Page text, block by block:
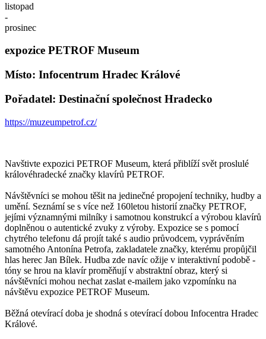
listopad
-
prosinec
expozice PETROF Museum
Místo: Infocentrum Hradec Králové
Pořadatel: Destinační společnost Hradecko
https://muzeumpetrof.cz/
Navštivte expozici PETROF Museum, která přiblíží svět proslulé
královéhradecké značky klavírů PETROF.
Návštěvníci se mohou těšit na jedinečné propojení techniky, hudby a
umění. Seznámí se s více než 160letou historií značky PETROF,
jejími významnými milníky i samotnou konstrukcí a výrobou klavírů
doplněnou o autentické zvuky z výroby. Expozice se s pomocí
chytrého telefonu dá projít také s audio průvodcem, vyprávěním
samotného Antonína Petrofa, zakladatele značky, kterému propůjčil
hlas herec Jan Bílek. Hudba zde navíc ožije v interaktivní podobě -
tóny se hrou na klavír proměňují v abstraktní obraz, který si
návštěvníci mohou nechat zaslat e-mailem jako vzpomínku na
návštěvu expozice PETROF Museum.
Běžná otevírací doba je shodná s otevírací dobou Infocentra Hradec
Králové.